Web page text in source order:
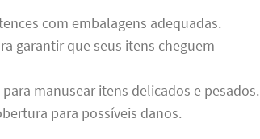
com embalagens adequadas.
garantir que seus itens cheguem
manusear itens delicados e pesados.
para possíveis danos.